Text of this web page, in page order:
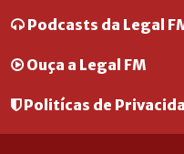
Podcasts da Legal
Ouça a Legal FM
Politícas de